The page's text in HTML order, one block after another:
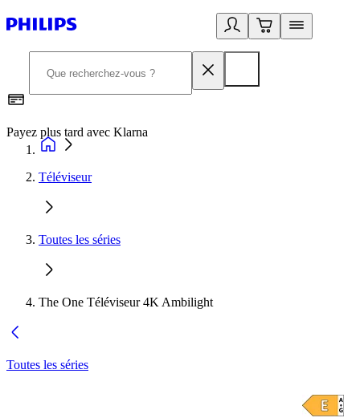
Payez plus tard avec Klarna
Téléviseur
Toutes les séries
The One Téléviseur 4K Ambilight
Toutes les séries